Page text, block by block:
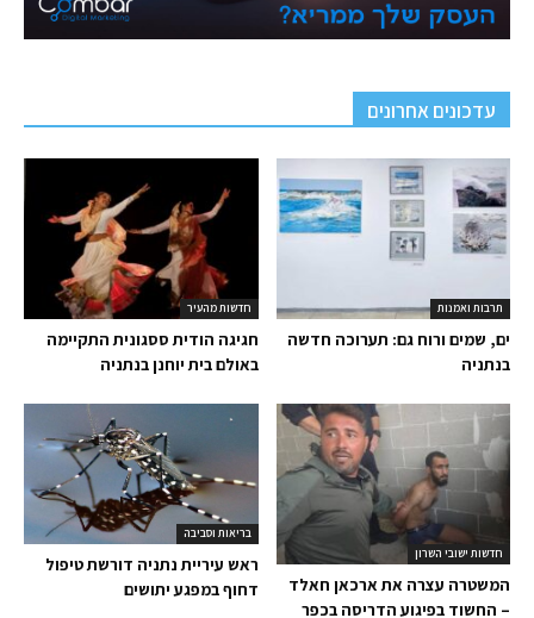
עדכונים אחרונים
חדשות מהעיר
חגיגה הודית ססגונית התקיימה
באולם בית יוחנן בנתניה
תרבות ואמנות
ים, שמים ורוח גם: תערוכה חדשה
בנתניה
בריאות וסביבה
ראש עיריית נתניה דורשת טיפול
דחוף במפגע יתושים
חדשות ישובי השרון
המשטרה עצרה את ארכאן חאלד
– החשוד בפיגוע הדריסה בכפר